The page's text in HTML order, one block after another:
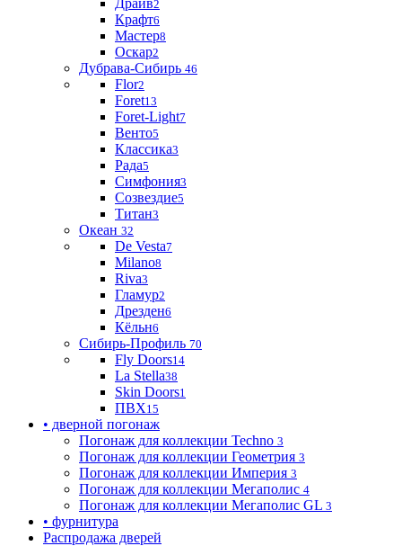
Драйв2
Крафт6
Мастер8
Оскар2
Дубрава-Сибирь 46
Flor2
Foret13
Foret-Light7
Венто5
Классика3
Рада5
Симфония3
Созвездие5
Титан3
Океан 32
De Vesta7
Milano8
Riva3
Гламур2
Дрезден6
Кёльн6
Сибирь-Профиль 70
Fly Doors14
La Stella38
Skin Doors1
ПВХ15
• дверной погонаж
Погонаж для коллекции Techno 3
Погонаж для коллекции Геометрия 3
Погонаж для коллекции Империя 3
Погонаж для коллекции Мегаполис 4
Погонаж для коллекции Мегаполис GL 3
• фурнитура
Распродажа дверей